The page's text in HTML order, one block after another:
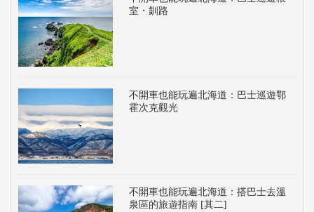
室・釧路
不開車也能玩遍北海道：巴士巡遊鄂
霍次克觀光
不開車也能玩遍北海道：搭巴士去溫
泉區的旅遊指南 [其二]